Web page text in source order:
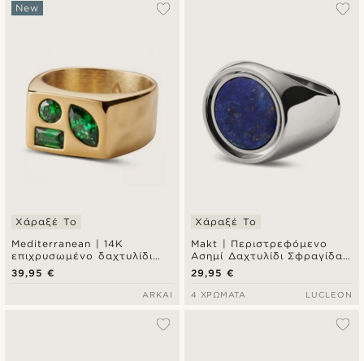
Mediterranean | 14K
επιχρυσωμένο δαχτυλίδι
signet με trio ζιρκόνια
σμαραγδί πράσινο
New
Χάραξέ Το
39,95 €
ARKAI
Makt | Περιστρεφόμενο
Ασημί Δαχτυλίδι Σφραγίδα
Lapis Lazuli Signet
Χάραξέ Το
29,95 €
4 ΧΡΏΜΑΤΑ LUCLEON